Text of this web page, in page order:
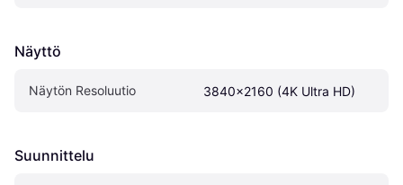
Näyttö
Näytön Resoluutio 3840x2160 (4K Ultra HD)
Suunnittelu